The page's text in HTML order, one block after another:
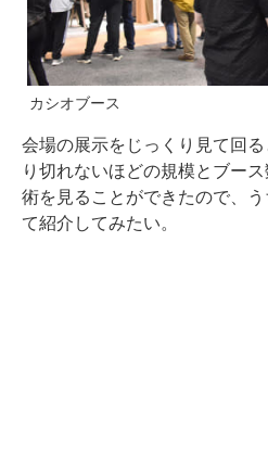
カシオブース
会場の展示をじっくり見て回
り切れないほどの規模とブー
術を見ることができたので、
て紹介してみたい。